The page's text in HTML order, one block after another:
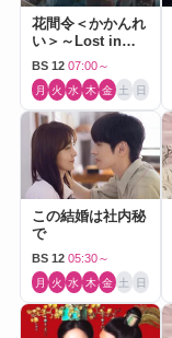
花間令＜かかんれ
い＞～Lost in
Love～
BS 12 07:00～
月 火 水 木 金 土 日
この結婚は社内秘
で
BS 12 05:30～
月 火 水 木 金 土 日